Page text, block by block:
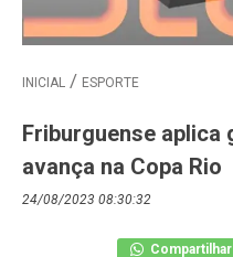
INICIAL ESPORTE
Friburguense aplica
avança na Copa Rio
24/08/2023 08:30:32
Compartilhar